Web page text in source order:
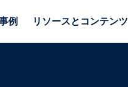
例 リソースとコンテンツ